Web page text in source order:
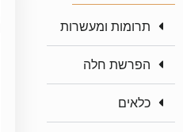
תרומות ומעשרות
הפרשת חלה
כלאים